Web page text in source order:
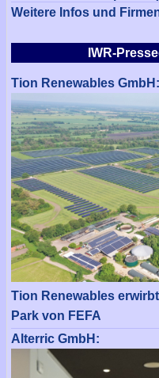
Weitere Infos und
IWR-
Tion Renewables GmbH:
Tion Renewables
Park von FEFA
Alterric GmbH: